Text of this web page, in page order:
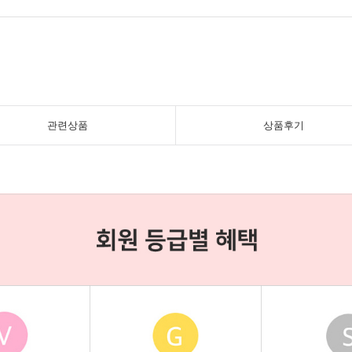
관련상품 상품후기